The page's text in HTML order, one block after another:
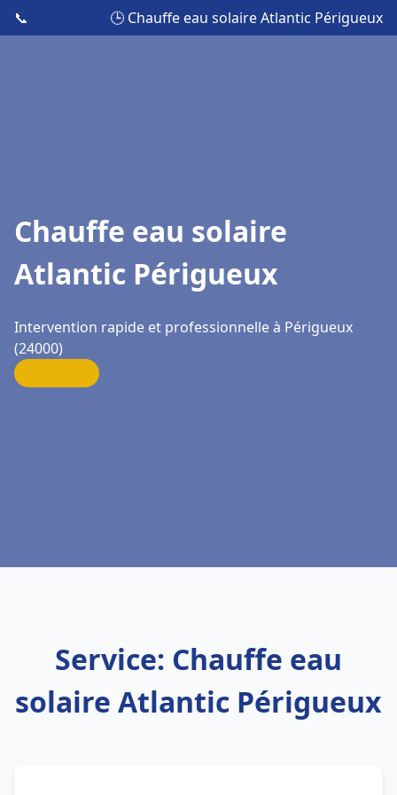
📞 🕒 Chauffe eau solaire Atlantic Périgueux
Chauffe eau solaire
Atlantic Périgueux
Intervention rapide et professionnelle à Périgueux
(24000)
Service: Chauffe eau
solaire Atlantic Périgueux